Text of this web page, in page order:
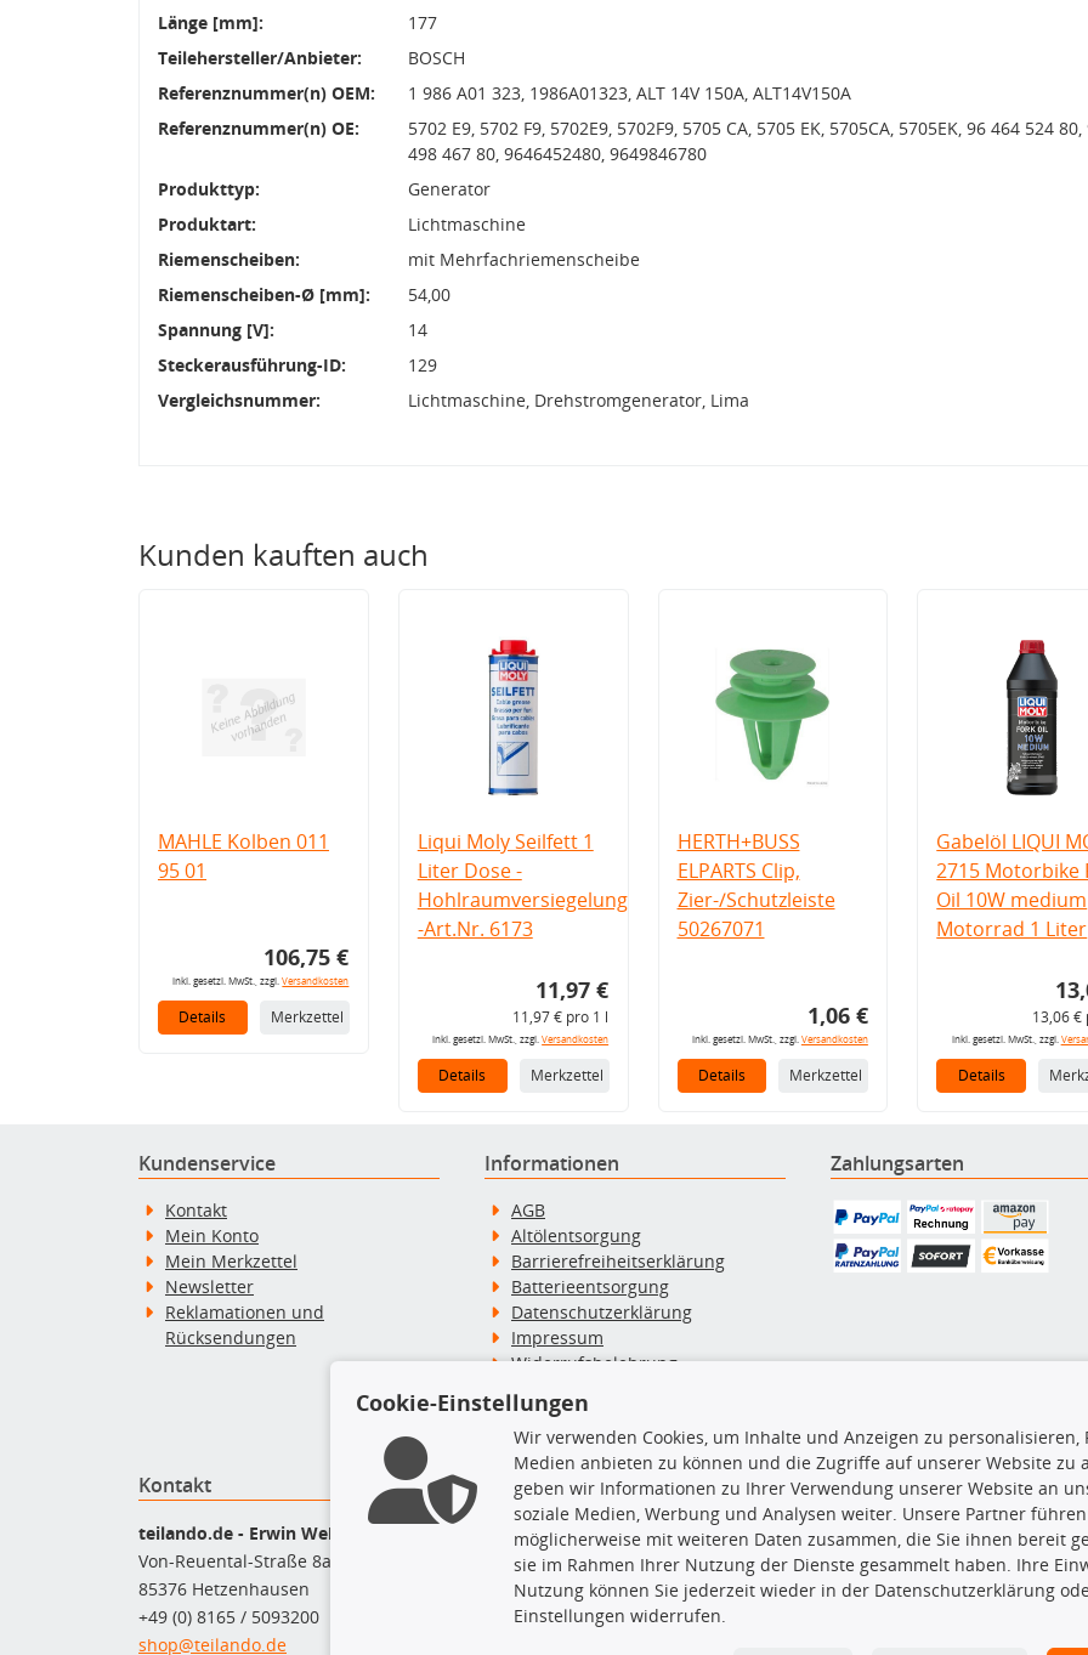
Länge [mm]:
177
Teilehersteller/Anbieter:
BOSCH
Referenznummer(n) OEM:
1 986 A01 323, 1986A01323, ALT 14V 150A, ALT14V150A
Referenznummer(n) OE:
5702 E9, 5702 F9, 5702E9, 5702F9, 5705 CA, 5705 EK, 5705CA, 5705EK, 96 464 524 80,
498 467 80, 9646452480, 9649846780
Produkttyp:
Generator
Produktart:
Lichtmaschine
Riemenscheiben:
mit Mehrfachriemenscheibe
Riemenscheiben-Ø [mm]:
54,00
Spannung [V]:
14
Steckerausführung-ID:
129
Vergleichsnummer:
Lichtmaschine, Drehstromgenerator, Lima
Kunden kauften auch
MAHLE Kolben 011
95 01
106,75 €
inkl. gesetzl. MwSt., zzgl.Versandkosten
Details Merkzettel
Liqui Moly Seilfett 1
Liter Dose -
Hohlraumversiegelung
-Art.Nr. 6173
11,97 €
11,97 € pro 1 l
inkl. gesetzl. MwSt., zzgl.Versandkosten
Details Merkzettel
HERTH+BUSS
ELPARTS Clip,
Zier-/Schutzleiste
50267071
1,06 €
inkl. gesetzl. MwSt., zzgl. Versandkosten
Details Merkzettel
Gabelöl LIQUI
2715 Motorbike
Oil 10W medium
Motorrad 1 Liter
13,06 €
inkl. gesetzl. MwSt., zzgl.
Details
Kundenservice
Kontakt
Mein Konto
Mein Merkzettel
Newsletter
Reklamationen und
Rücksendungen
Informationen
AGB
Altölentsorgung
Barrierefreiheitserklärung
Batterieentsorgung
Datenschutzerklärung
Impressum
Widerrufsbelehrung
Widerruf des Vertrags
Zahlung & Versand
Zahlungsarten
Kontakt
teilando.de - Erwin Weber GmbH
Von-Reuental-Straße 8a
85376 Hetzenhausen
+49 (0) 8165 / 5093200
shop@teilando.de
Top Produkte
Beleuchtung
Bremsbeläge
Bremsscheiben
Kupplungssatz
Querlenker
TecDoc Inside
Cookie-Einstellungen
Wir verwenden Cookies, um Inhalte und Anzeigen zu
Medien anbieten zu können und die Zugriffe auf unserer Website zu
geben wir Informationen zu Ihrer Verwendung unserer Website an
soziale Medien, Werbung und Analysen weiter. Unsere Partner
möglicherweise mit weiteren Daten zusammen, die Sie ihnen bereit
sie im Rahmen Ihrer Nutzung der Dienste gesammelt haben. Ihre
Nutzung können Sie jederzeit wieder in der Datenschutzerklärung
Einstellungen widerrufen.